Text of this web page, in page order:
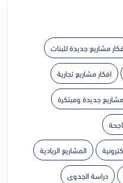
مشاريع جديدة للبنات
افكار مشاريع تجارية
مشاريع جديدة ومبتكرة
المشاريع الريادية
دراسة الجدوى